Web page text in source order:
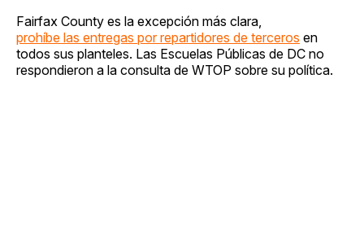
Fairfax County es la excepción más clara,
prohíbe las entregas por repartidores de terceros en
todos sus planteles. Las Escuelas Públicas de DC no
respondieron a la consulta de WTOP sobre su política.